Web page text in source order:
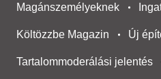
Magánszemélyeknek
Költözzbe Magazin Új
Tartalommoderálási jelentés